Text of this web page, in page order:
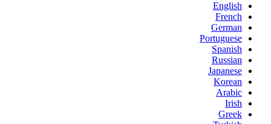
English
French
German
Portuguese
Spanish
Russian
Japanese
Korean
Arabic
Irish
Greek